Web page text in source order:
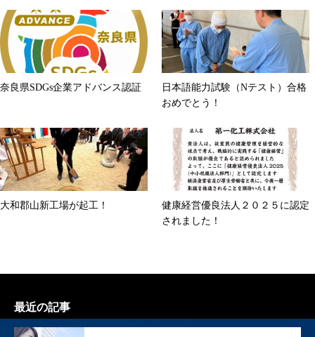
奈良県SDGs企業アドバンス認証
日本語能力試験（Nテスト）合格
おめでとう！
大和郡山新工場が起工！
健康経営優良法人２０２５に認定
されました！
最近の記事